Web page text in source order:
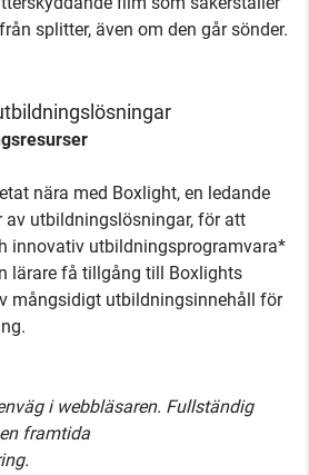
splitter, även om den går sönder.
nära med Boxlight, en ledande
av utbildningslösningar, för att
innovativ utbildningsprogramvara*
lärare få tillgång till Boxlights
mångsidigt utbildningsinnehåll för
i webbläsaren. Fullständig
framtida